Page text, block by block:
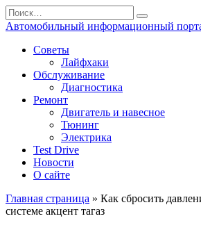
Перейти
к
Search
for:
Автомобильный информационный
Советы
Лайфхаки
Обслуживание
Диагностика
Ремонт
Двигатель и навесное
Тюнинг
Электрика
Test Drive
Новости
О сайте
Главная страница » Как сбросить
системе акцент тагаз